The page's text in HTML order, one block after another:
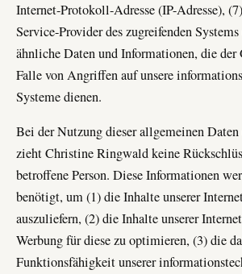
Internet-Protokoll-Adresse (IP-Adresse),
Service-Provider des zugreifenden
ähnliche Daten und Informationen, die der
Falle von Angriffen auf unsere
Systeme dienen.
Bei der Nutzung dieser allgemeinen
zieht Christine Ringwald keine
betroffene Person. Diese Informationen
benötigt, um (1) die Inhalte unserer
auszuliefern, (2) die Inhalte unserer
Werbung für diese zu optimieren, (3) die
Funktionsfähigkeit unserer